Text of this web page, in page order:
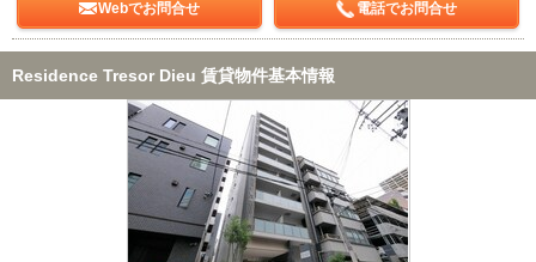
Webでお問合せ 電話でお問合せ
Residence Tresor Dieu 賃貸物件基本情報